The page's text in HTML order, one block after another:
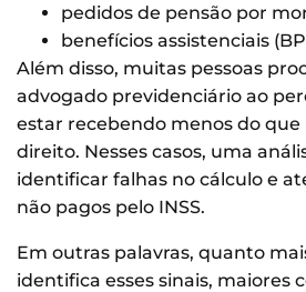
pedidos de pensão por
benefícios assistenciais
Além disso, muitas pessoas
advogado previdenciário ao
estar recebendo menos do
direito. Nesses casos, uma
identificar falhas no cálculo e
não pagos pelo INSS.
Em outras palavras, quanto
identifica esses sinais, maiores